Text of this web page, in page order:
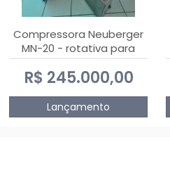
Compressora Neuberger
MN-20 - rotativa para
produção de
comprimidos
R$ 245.000,00
Lançamento